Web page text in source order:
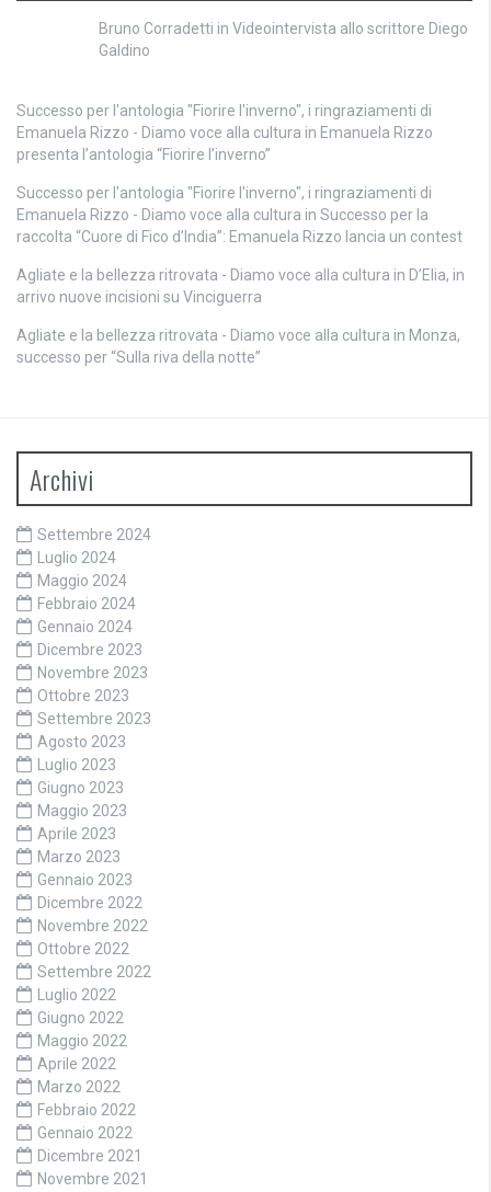
Bruno Corradetti in Videointervista allo scrittore Diego
Galdino
Successo per l'antologia "Fiorire l'inverno", i ringraziamenti di
Emanuela Rizzo - Diamo voce alla cultura in Emanuela Rizzo
presenta l’antologia “Fiorire l’inverno”
Successo per l'antologia "Fiorire l'inverno", i ringraziamenti di
Emanuela Rizzo - Diamo voce alla cultura in Successo per la
raccolta “Cuore di Fico d’India”: Emanuela Rizzo lancia un contest
Agliate e la bellezza ritrovata - Diamo voce alla cultura in D’Elia, in
arrivo nuove incisioni su Vinciguerra
Agliate e la bellezza ritrovata - Diamo voce alla cultura in Monza,
successo per “Sulla riva della notte”
Archivi
Settembre 2024
Luglio 2024
Maggio 2024
Febbraio 2024
Gennaio 2024
Dicembre 2023
Novembre 2023
Ottobre 2023
Settembre 2023
Agosto 2023
Luglio 2023
Giugno 2023
Maggio 2023
Aprile 2023
Marzo 2023
Gennaio 2023
Dicembre 2022
Novembre 2022
Ottobre 2022
Settembre 2022
Luglio 2022
Giugno 2022
Maggio 2022
Aprile 2022
Marzo 2022
Febbraio 2022
Gennaio 2022
Dicembre 2021
Novembre 2021